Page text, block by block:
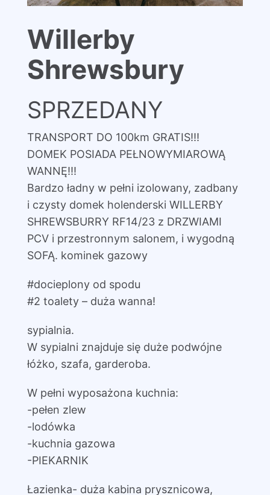
Willerby
Shrewsbury
SPRZEDANY
TRANSPORT DO 100km GRATIS!!!
DOMEK POSIADA PEŁNOWYMIAROWĄ
WANNĘ!!!
Bardzo ładny w pełni izolowany, zadbany
i czysty domek holenderski WILLERBY
SHREWSBURRY RF14/23 z DRZWIAMI
PCV i przestronnym salonem, i wygodną
SOFĄ. kominek gazowy
#docieplony od spodu
#2 toalety – duża wanna!
sypialnia.
W sypialni znajduje się duże podwójne
łóżko, szafa, garderoba.
W pełni wyposażona kuchnia:
-pełen zlew
-lodówka
-kuchnia gazowa
-PIEKARNIK
Łazienka- duża kabina prysznicowa,